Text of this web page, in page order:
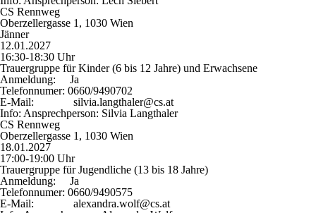
CS Rennweg
Oberzellergasse 1, 1030 Wien
Jänner
12.01.2027
16:30-18:30 Uhr
Trauergruppe für Kinder (6 bis 12 Jahre) und Erwachsene
Anmeldung: Ja
Telefonnumer: 0660/9490702
E-Mail:
silvia.langthaler@cs.at
Info: Ansprechperson: Silvia Langthaler
CS Rennweg
Oberzellergasse 1, 1030 Wien
18.01.2027
17:00-19:00 Uhr
Trauergruppe für Jugendliche (13 bis 18 Jahre)
Anmeldung: Ja
Telefonnumer: 0660/9490575
E-Mail:
alexandra.wolf@cs.at